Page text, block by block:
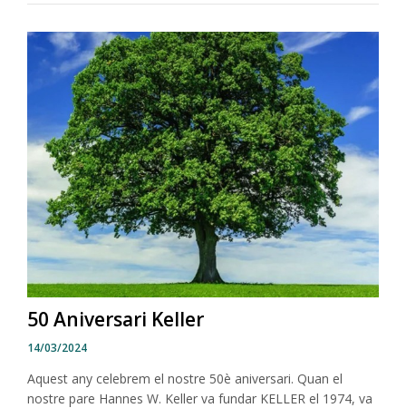
50 Aniversari Keller
14/03/2024
Aquest any celebrem el nostre 50è aniversari. Quan el
nostre pare Hannes W. Keller va fundar KELLER el 1974, va